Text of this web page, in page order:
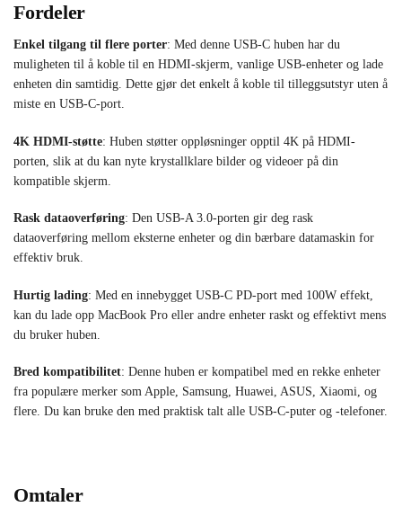
Fordeler
Enkel tilgang til flere porter: Med denne USB-C huben har du
muligheten til å koble til en HDMI-skjerm, vanlige USB-enheter og lade
enheten din samtidig. Dette gjør det enkelt å koble til tilleggsutstyr uten å
miste en USB-C-port.
4K HDMI-støtte: Huben støtter oppløsninger opptil 4K på HDMI-
porten, slik at du kan nyte krystallklare bilder og videoer på din
kompatible skjerm.
Rask dataoverføring: Den USB-A 3.0-porten gir deg rask
dataoverføring mellom eksterne enheter og din bærbare datamaskin for
effektiv bruk.
Hurtig lading: Med en innebygget USB-C PD-port med 100W effekt,
kan du lade opp MacBook Pro eller andre enheter raskt og effektivt mens
du bruker huben.
Bred kompatibilitet: Denne huben er kompatibel med en rekke enheter
fra populære merker som Apple, Samsung, Huawei, ASUS, Xiaomi, og
flere. Du kan bruke den med praktisk talt alle USB-C-puter og -telefoner.
Omtaler